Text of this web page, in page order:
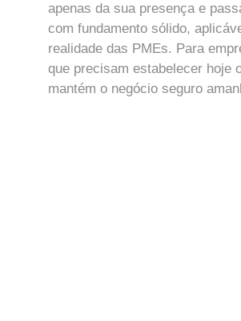
apenas da sua presença e
com fundamento sólido,
realidade das PMEs. Para
que precisam estabelecer hoje
mantém o negócio seguro